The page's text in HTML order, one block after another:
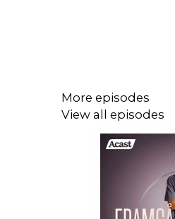
Följ Alexanderhär
LinkedIn.
More episodes
View all episodes